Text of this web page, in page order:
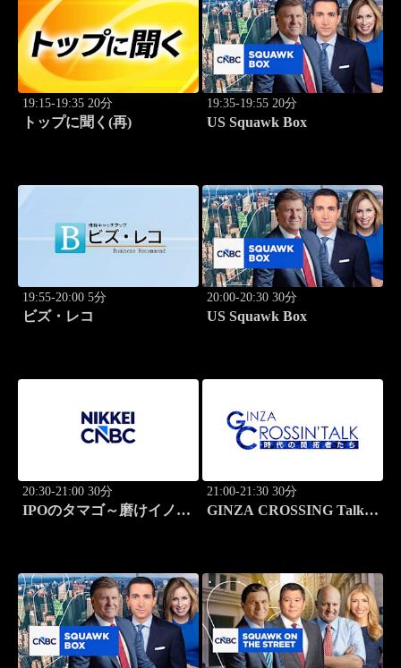
19:15-19:35 20分
トップに聞く(再)
19:35-19:55 20分
US Squawk Box
19:55-20:00 5分
ビズ・レコ
20:00-20:30 30分
US Squawk Box
20:30-21:00 30分
IPOのタマゴ～磨けイノベ
21:00-21:30 30分
GINZA CROSSING Talk